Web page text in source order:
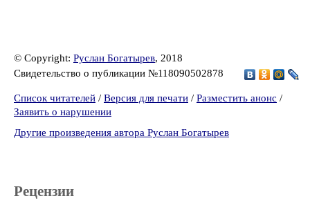
© Copyright: Руслан Богатырев, 2018
Свидетельство о публикации №118090502878
Список читателей / Версия для печати / Разместить анонс /
Заявить о нарушении
Другие произведения автора Руслан Богатырев
Рецензии